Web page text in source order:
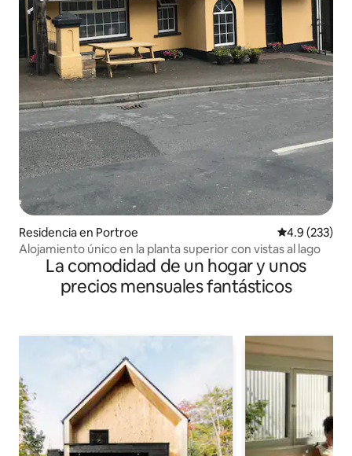
Residencia en Portroe Calificación
4.9 (233)
Alojamiento único en la planta superior con vistas al lago
La comodidad de un hogar y unos
precios mensuales fantásticos